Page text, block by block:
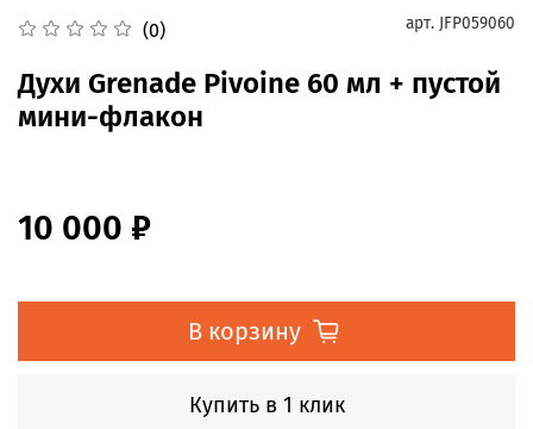
(0) арт. JFP059060
Духи Grenade Pivoine 60 мл + пустой
мини-флакон
10 000 ₽
В корзину
Купить в 1 клик